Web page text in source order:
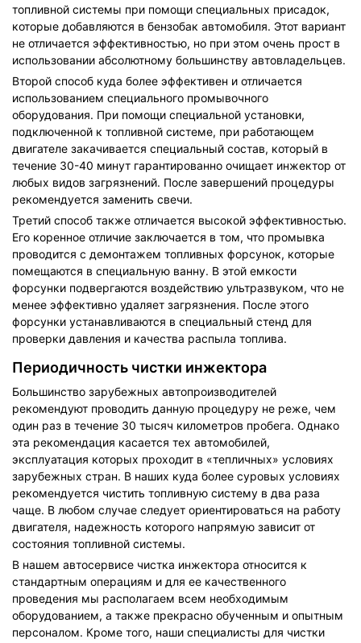
топливной системы при помощи специальных присадок,
которые добавляются в бензобак автомобиля. Этот вариант
не отличается эффективностью, но при этом очень прост в
использовании абсолютному большинству автовладельцев.
Второй способ куда более эффективен и отличается
использованием специального промывочного
оборудования. При помощи специальной установки,
подключенной к топливной системе, при работающем
двигателе закачивается специальный состав, который в
течение 30-40 минут гарантированно очищает инжектор от
любых видов загрязнений. После завершений процедуры
рекомендуется заменить свечи.
Третий способ также отличается высокой эффективностью.
Его коренное отличие заключается в том, что промывка
проводится с демонтажем топливных форсунок, которые
помещаются в специальную ванну. В этой емкости
форсунки подвергаются воздействию ультразвуком, что не
менее эффективно удаляет загрязнения. После этого
форсунки устанавливаются в специальный стенд для
проверки давления и качества распыла топлива.
Периодичность чистки инжектора
Большинство зарубежных автопроизводителей
рекомендуют проводить данную процедуру не реже, чем
один раз в течение 30 тысяч километров пробега. Однако
эта рекомендация касается тех автомобилей,
эксплуатация которых проходит в «тепличных» условиях
зарубежных стран. В наших куда более суровых условиях
рекомендуется чистить топливную систему в два раза
чаще. В любом случае следует ориентироваться на работу
двигателя, надежность которого напрямую зависит от
состояния топливной системы.
В нашем автосервисе чистка инжектора относится к
стандартным операциям и для ее качественного
проведения мы располагаем всем необходимым
оборудованием, а также прекрасно обученным и опытным
персоналом. Кроме того, наши специалисты для чистки